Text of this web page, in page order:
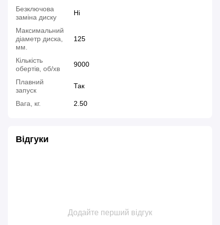
Безключова
заміна диску
Ні
Максимальний
діаметр диска,
мм.
125
Кількість
обертів, об/хв
9000
Плавний
запуск
Так
Вага, кг. 2.50
Відгуки
Додайте перший відгук